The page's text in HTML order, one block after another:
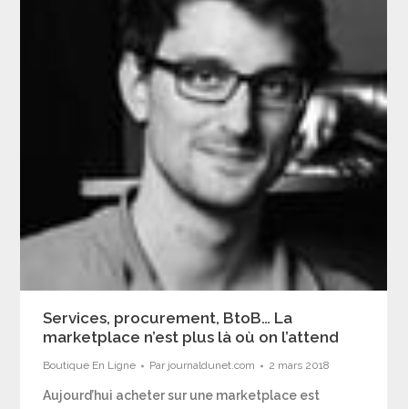
Services, procurement, BtoB… La
marketplace n’est plus là où on l’attend
Boutique En Ligne Par journaldunet.com 2 mars 2018
Aujourd’hui acheter sur une marketplace est